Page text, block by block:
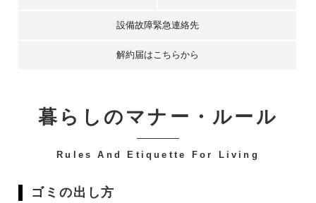
設備故障緊急連絡先
解約届はこちらから
暮らしのマナー・ルール
-
Rules And Etiquette For Living
ゴミの出し方